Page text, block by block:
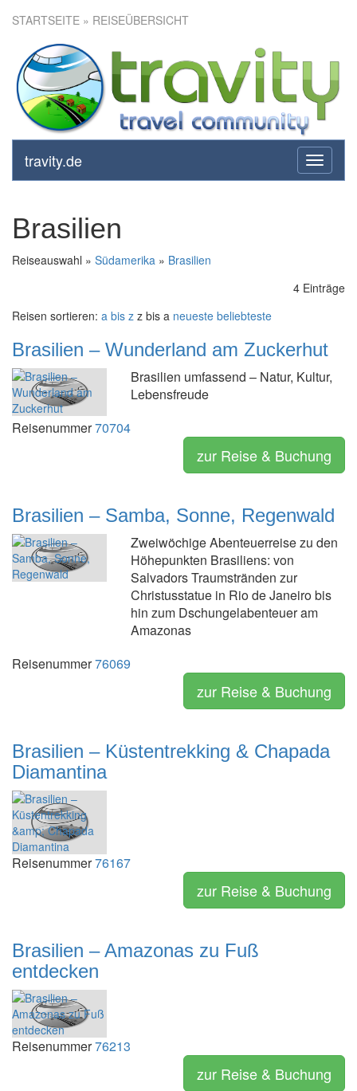
STARTSEITE » REISEÜBERSICHT
toggle
travity.de
Brasilien
Reiseauswahl » Südamerika » Brasilien
4 Einträge
Reisen sortieren: a bis z z bis a neueste beliebteste
Brasilien – Wunderland am Zuckerhut
Brasilien umfassend – Natur, Kultur,
Lebensfreude
Reisenummer70704
zur Reise & Buchung
Brasilien – Samba, Sonne, Regenwald
Zweiwöchige Abenteuerreise zu den
Höhepunkten Brasiliens: von
Salvadors Traumstränden zur
Christusstatue in Rio de Janeiro bis
hin zum Dschungelabenteuer am
Amazonas
Reisenummer76069
zur Reise & Buchung
Brasilien – Küstentrekking & Chapada
Diamantina
Reisenummer76167
zur Reise & Buchung
Brasilien – Amazonas zu Fuß
entdecken
Reisenummer76213
zur Reise & Buchung